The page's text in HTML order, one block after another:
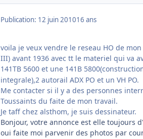
Publication: 12 juin 201016 ans
voila je veux vendre le reseau HO de
III) avant 1936 avec tt le materiel qui va
141TB 5600 et une 141B
integrale),2 autorail ADX PO et un VH PO.
Me contacter si il y a des personnes
Toussaints du faite de mon travail.
Je taff chez alsthom, je suis dessinateur.
Bonjour, votre annonce est elle toujours
oui faite moi parvenir des photos par